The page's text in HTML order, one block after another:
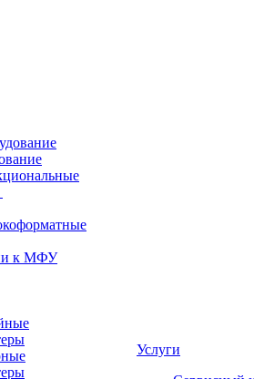
к МФУ
Услуги